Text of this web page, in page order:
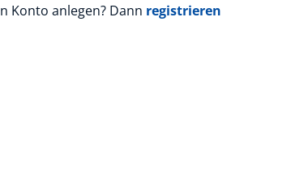
Konto anlegen? Dann registrieren